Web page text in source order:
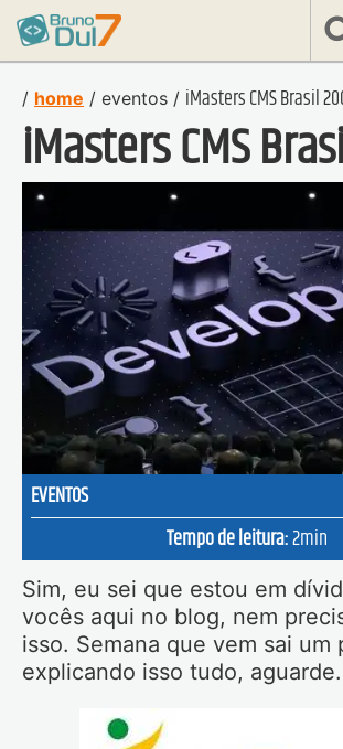
share
/ home / eventos / iMasters CMS Brasil
iMasters CMS
EVENTOS
Tempo de leitura:2min
Sim, eu sei que estou em
vocês aqui no blog, nem
isso. Semana que vem sai um
explicando isso tudo, aguarde.
Bruno